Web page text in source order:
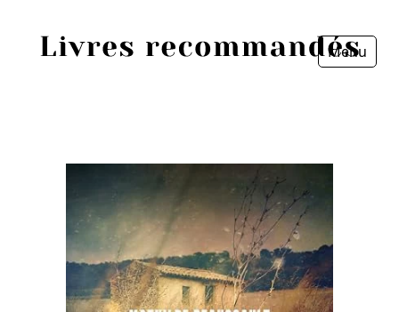
Menu
Sources
Personnes
Livres
Fermer